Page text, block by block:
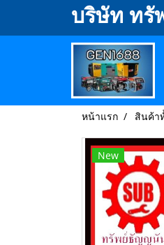
บริษัท ท
หน้าแรก สินค้า
New